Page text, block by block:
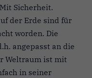
Sicherheit.
der Erde sind für
worden. Die
angepasst an die
Weltraum ist mit
in seiner